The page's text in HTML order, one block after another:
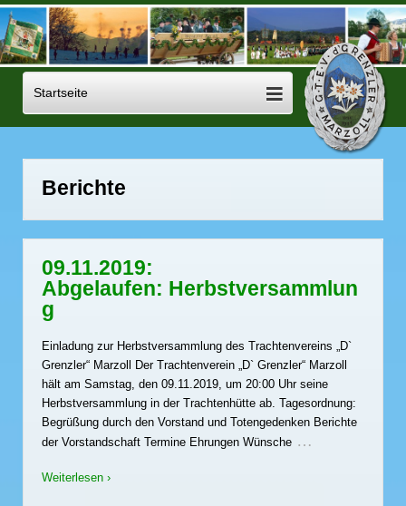
Berichte
09.11.2019:
Abgelaufen: Herbstversammlun
g
Einladung zur Herbstversammlung des Trachtenvereins „D`
Grenzler“ Marzoll Der Trachtenverein „D` Grenzler“ Marzoll
hält am Samstag, den 09.11.2019, um 20:00 Uhr seine
Herbstversammlung in der Trachtenhütte ab. Tagesordnung:
Begrüßung durch den Vorstand und Totengedenken Berichte
der Vorstandschaft Termine Ehrungen Wünsche …
Weiterlesen ›